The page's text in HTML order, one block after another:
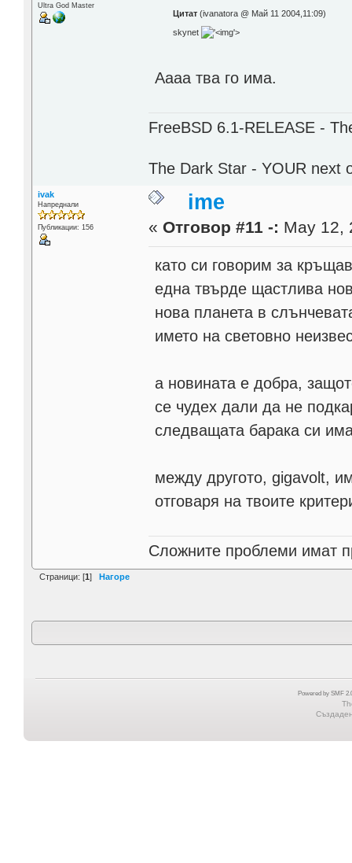
Ultra God Master
Цитат(ivanatora @ Май 11 2004,11:09)
skynet
'>
Аааа тва го има.
FreeBSD 6.1-RELEASE -
The Dark Star - YOUR next
ivak
Напреднали
Публикации: 156
ime
« Отговор #11 -: May 12,
като си говорим за
една твърде щастлива
нова планета в
името на световно
а новината е добра,
се чудех дали да не
следващата барака си
между другото, gigavolt,
отговаря на твоите
Cлoжнитe пpoблeми имaт
Страници: [1] Нагоре
Powered by SMF